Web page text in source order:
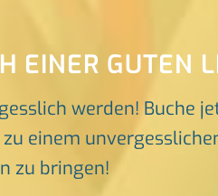
EINER GUTEN
werden! Buche
einem
zu bringen!